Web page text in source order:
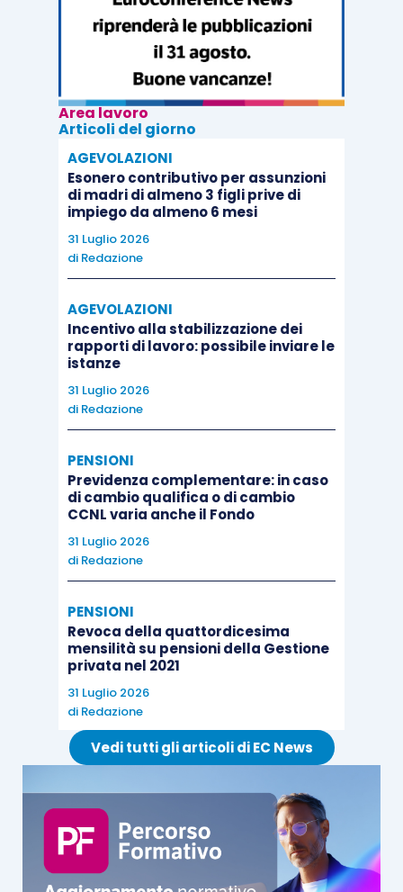
Area lavoro
Articoli del giorno
AGEVOLAZIONI
Esonero contributivo per assunzioni
di madri di almeno 3 figli prive di
impiego da almeno 6 mesi
31 Luglio 2026
di Redazione
AGEVOLAZIONI
Incentivo alla stabilizzazione dei
rapporti di lavoro: possibile inviare le
istanze
31 Luglio 2026
di Redazione
PENSIONI
Previdenza complementare: in caso
di cambio qualifica o di cambio
CCNL varia anche il Fondo
31 Luglio 2026
di Redazione
PENSIONI
Revoca della quattordicesima
mensilità su pensioni della Gestione
privata nel 2021
31 Luglio 2026
di Redazione
Vedi tutti gli articoli di EC News